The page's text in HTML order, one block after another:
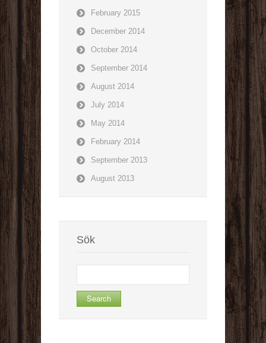
February 2015
December 2014
October 2014
September 2014
August 2014
July 2014
May 2014
February 2014
September 2013
August 2013
Sök
for: